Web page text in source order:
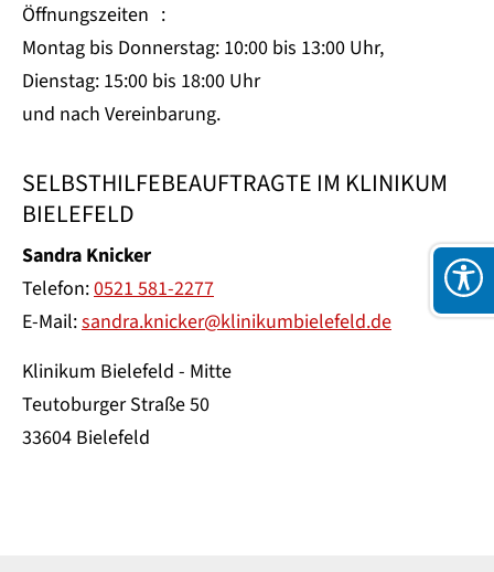
Öffnungszeiten :
Montag bis Donnerstag: 10:00 bis 13:00 Uhr,
Dienstag: 15:00 bis 18:00 Uhr
und nach Vereinbarung.
SELBSTHILFEBEAUFTRAGTE IM KLINIKUM
BIELEFELD
Sandra Knicker
Telefon:0521 581-2277
E-Mail:sandra.knicker@klinikumbielefeld.de
Klinikum Bielefeld - Mitte
Teutoburger Straße 50
33604 Bielefeld